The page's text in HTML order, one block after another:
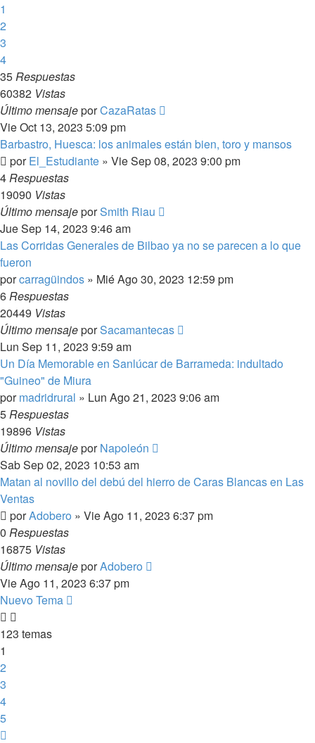
1
2
3
4
35Respuestas
60382 Vistas
Último mensajeporCazaRatas
Vie Oct 13, 2023 5:09 pm
Barbastro, Huesca: los animales están bien, toro y mansos
porEl_Estudiante » Vie Sep 08, 2023 9:00 pm
4Respuestas
19090 Vistas
Último mensajeporSmith Riau
Jue Sep 14, 2023 9:46 am
Las Corridas Generales de Bilbao ya no se parecen a lo que
fueron
porcarragüindos » Mié Ago 30, 2023 12:59 pm
6Respuestas
20449 Vistas
Último mensajeporSacamantecas
Lun Sep 11, 2023 9:59 am
Un Día Memorable en Sanlúcar de Barrameda: indultado
"Guineo" de Miura
pormadridrural » Lun Ago 21, 2023 9:06 am
5Respuestas
19896 Vistas
Último mensajeporNapoleón
Sab Sep 02, 2023 10:53 am
Matan al novillo del debú del hierro de Caras Blancas en Las
Ventas
porAdobero » Vie Ago 11, 2023 6:37 pm
0 Respuestas
16875 Vistas
Último mensajeporAdobero
Vie Ago 11, 2023 6:37 pm
Nuevo Tema
123 temas
1
2
3
4
5